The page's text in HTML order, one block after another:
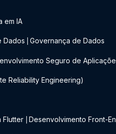
em IA
Dados Governança de Dados
Seguro de
Reliability Engineering)
Flutter Desenvolvimento Front-